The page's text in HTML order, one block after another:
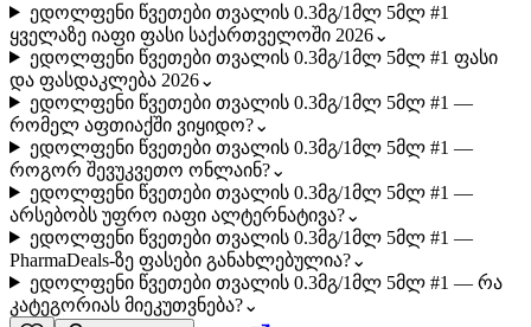
ედოლფენი წვეთები თვალის 0.3მგ/1მლ 5მლ #1
ყველაზე იაფი ფასი საქართველოში 2026⌄
ედოლფენი წვეთები თვალის 0.3მგ/1მლ 5მლ #1 ფასი
და ფასდაკლება 2026⌄
ედოლფენი წვეთები თვალის 0.3მგ/1მლ 5მლ #1 —
რომელ აფთიაქში ვიყიდო?⌄
ედოლფენი წვეთები თვალის 0.3მგ/1მლ 5მლ #1 —
როგორ შევუკვეთო ონლაინ?⌄
ედოლფენი წვეთები თვალის 0.3მგ/1მლ 5მლ #1 —
არსებობს უფრო იაფი ალტერნატივა?⌄
ედოლფენი წვეთები თვალის 0.3მგ/1მლ 5მლ #1 —
PharmaDeals-ზე ფასები განახლებულია?⌄
ედოლფენი წვეთები თვალის 0.3მგ/1მლ 5მლ #1 — რა
კატეგორიას მიეკუთვნება?⌄